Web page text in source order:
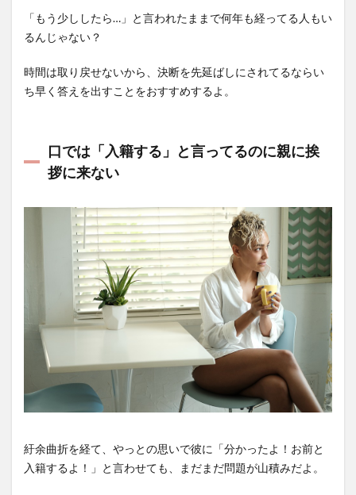
「もう少ししたら…」と言われたままで何年も経ってる人もい
るんじゃない？
時間は取り戻せないから、決断を先延ばしにされてるならい
ち早く答えを出すことをおすすめするよ。
口では「入籍する」と言ってるのに親に挨
拶に来ない
紆余曲折を経て、やっとの思いで彼に「分かったよ！お前と
入籍するよ！」と言わせても、まだまだ問題が山積みだよ。